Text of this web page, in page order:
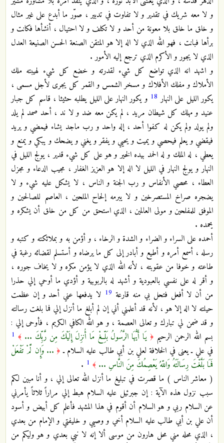
و لا معه شريك في تقدير و لا تفاوت في تدبير ، صوّر ما أبدع على غير مثال
و خلق ما خلق بلا معونة من أحد و لا تكلف و لا احتيال ، أنشأها فكانت و
برأها فبانت ، فهو الله الذي لا اله إلا هو المتقن الصنعة الحسن الصنيعة العدل
الذي لا يجور و الأكرم الذي ترجع إليه الأمور .
و اشهد انه الذي تواضع كل شيء لقدرته و خضع كل شيء لهيبته ملك
الأملاك و مفلك الأفلاك و مسخر الشمس و القمر كل يجرى لأجل مسمى ،
يكور الليل على النهار 18 و يكور النهار على الليل يطلبه حثيثا ، قاسم كل جبار
عنيد و مهلك كل شيطان مريد ، لم يكن معه ضد و لا ند ، أحد صمد لم يلد
ولم يولد ولم يكن له كفوا أحد ، إله واحد و رب ماجد يشاء فيمضي و يريد
فيقضي و يعلم فيحصي و يميت و يحيي و يفقر و يغني و يضحك و يبكي و يمنع و
يعطي ، له الملك و له الحمد بيده الخير و هو على كل شيء قدير ، يولج الليل في
النهار و يولج النهار في الليل لا اله إلا هو العزيز الغفار ، مجيب الدعاء و مجزل
العطاء ، محصي الأنفاس و رب الجنة و الناس ، لا يشكل عليه شيء و لا
يضجره صراخ المستصرخين و لا يبرمه إلحاح الملحين ، العاصم للصالحين و
الموفق للمفلحين و مولى العالمين ، الذي استحق من كل من خلق أن يشكره و
يحمده .
أحمده على السراء و الضراء و الشدة و الرخاء ، و أؤمن به و بملائكته و كتبه و
رسله ، أسمع أمره و أطيع و أبادر إلى كل ما يرضاه و أستسلم لقضائه رغبة في
طاعته و خوفا من عقوبته ، لأنه الله الذي لا يؤمن مكره و لا يخاف جوره ،
و أقر له على نفسي بالعبودية و أشهد له بالربوبية و أؤدي ما أوحي إلي حذرا
من أن لا أفعل فتحل بي منه قارعة 19 لا يدفعها عني أحد و إن عظمت
حيلته لا اله إلا هو ، لأنه قد أعلمني أني إن لم أبلغ ما أنزل إلي فما بلغت رسالته
و قد ضمن لي تبارك و تعالى العصمة ، و هو الله الكافي الكريم ، فأوحى إلي :
بسم الله الرحمن الرحيم ﴿ يَا أَيُّهَا الرَّسُولُ بَلِّغْ مَا أُنزِلَ إِلَيْكَ مِن رَّبِّكَ ... ﴾ 1
في علي ـ يعنى في الخلافة لعلي بن أبي طالب عليه السلام ـ ﴿ ... وَإِن لَّمْ تَفْعَلْ
فَمَا بَلَّغْتَ رِسَالَتَهُ وَاللّهُ يَعْصِمُكَ مِنَ النَّاسِ ... ﴾ 1
.
( معاشر الناس ) ما قصرت في تبليغ ما أنزل الله تعالى إلي ، و أنا مبين لكم
سبب نزول هذه الآية : إن جبرئيل عليه السلام هبط إلي مراراً ثلاثاً يأمرني
عن السلام ربي و هو السلام أن أقوم في هذا المشهد فأعلم كل أبيض و أسود
أن علي بن أبي طالب عليه السلام أخي و وصيي و خليفتي و الإمام من بعدي
، الذي محله مني محل هارون من موسى ألا إنه لا نبي بعدي و هو وليكم من